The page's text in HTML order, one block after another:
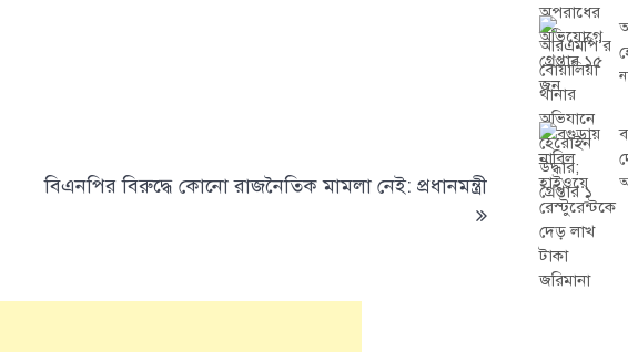
বিএনপির বিরুদ্ধে কোনো রাজনৈতিক মামলা নেই: প্রধানমন্ত্রী